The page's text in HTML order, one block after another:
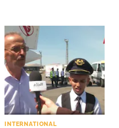
INTERNATIONAL